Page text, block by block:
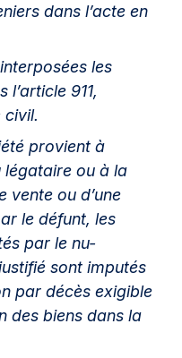
dans l’acte en
les
911,
civil.
provient à
légataire ou à la
vente ou d’une
le défunt, les
par le nu-
sont imputés
par décès exigible
des biens dans la